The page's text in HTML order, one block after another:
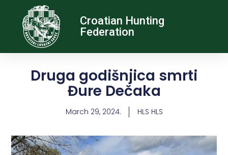
Croatian Hunting
Federation
Druga godišnjica smrti
Đure Dečaka
March 29, 2024. HLS HLS